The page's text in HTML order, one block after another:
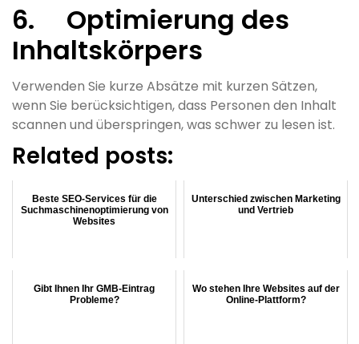
6. Optimierung des
Inhaltskörpers
Verwenden Sie kurze Absätze mit kurzen Sätzen,
wenn Sie berücksichtigen, dass Personen den Inhalt
scannen und überspringen, was schwer zu lesen ist.
Related posts:
Beste SEO-Services für die
Suchmaschinenoptimierung von
Websites
Unterschied zwischen Marketing
und Vertrieb
Gibt Ihnen Ihr GMB-Eintrag
Probleme?
Wo stehen Ihre Websites auf der
Online-Plattform?